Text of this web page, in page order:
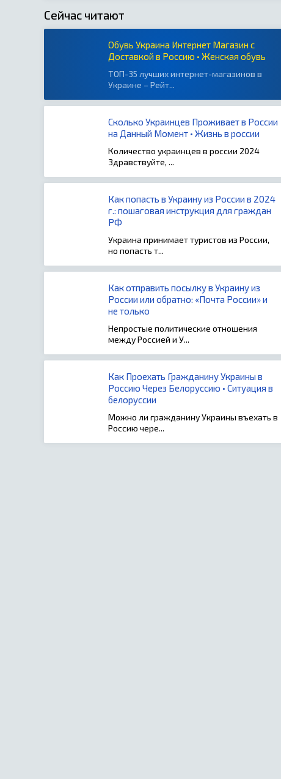
Сейчас читают
Обувь Украина Интернет Магазин с
Доставкой в Россию • Женская обувь
ТОП-35 лучших интернет-магазинов в
Украине – Рейт...
Сколько Украинцев Проживает в России
на Данный Момент • Жизнь в россии
Количество украинцев в россии 2024
Здравствуйте, ...
Как попасть в Украину из России в 2024
г.: пошаговая инструкция для граждан
РФ
Украина принимает туристов из России,
но попасть т...
Как отправить посылку в Украину из
России или обратно: «Почта России» и
не только
Непростые политические отношения
между Россией и У...
Как Проехать Гражданину Украины в
Россию Через Белоруссию • Ситуация в
белоруссии
Можно ли гражданину Украины въехать в
Россию чере...